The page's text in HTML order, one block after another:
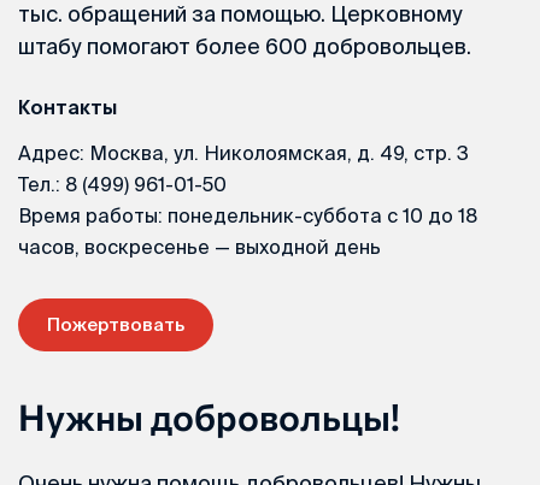
тыс. обращений за помощью. Церковному
штабу помогают более 600 добровольцев.
Контакты
Адрес: Москва, ул. Николоямская, д. 49, стр. 3
Тел.: 8 (499) 961-01-50
Время работы: понедельник-суббота с 10 до 18
часов, воскресенье — выходной день
Пожертвовать
Нужны добровольцы!